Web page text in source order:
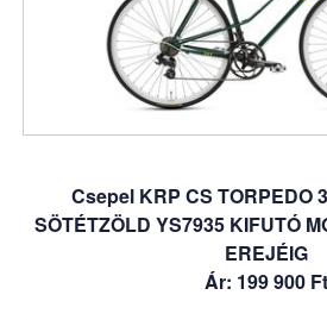
Csepel KRP CS TORPEDO
SÖTÉTZÖLD YS7935 KIFUTÓ
EREJÉIG
Ár: 199 900 Ft